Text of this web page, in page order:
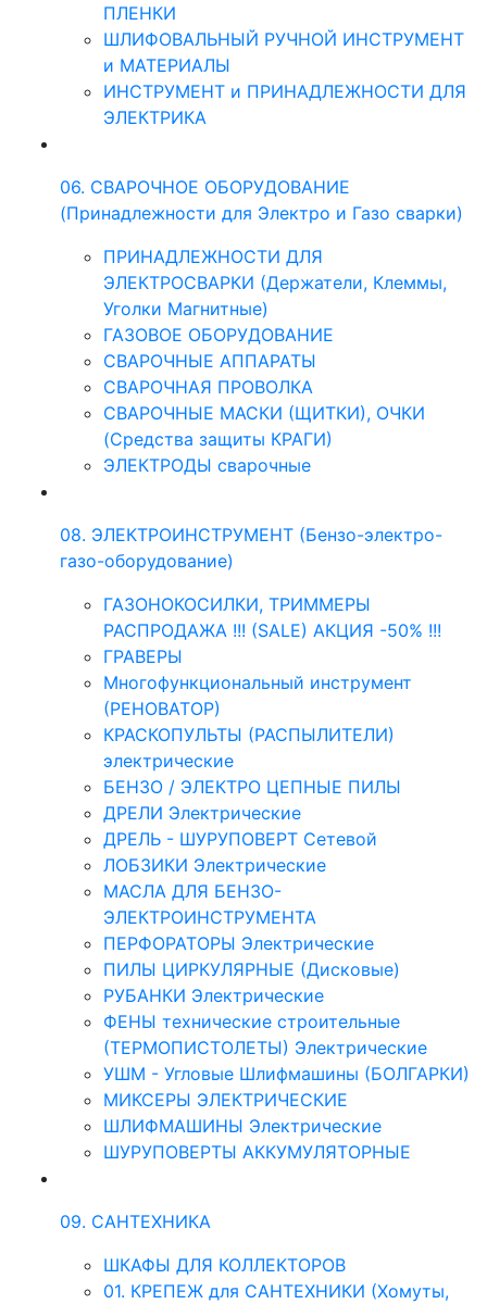
ПЛЕНКИ
ШЛИФОВАЛЬНЫЙ РУЧНОЙ ИНСТРУМЕНТ
и МАТЕРИАЛЫ
ИНСТРУМЕНТ и ПРИНАДЛЕЖНОСТИ ДЛЯ
ЭЛЕКТРИКА
06. СВАРОЧНОЕ ОБОРУДОВАНИЕ
(Принадлежности для Электро и Газо сварки)
ПРИНАДЛЕЖНОСТИ ДЛЯ
ЭЛЕКТРОСВАРКИ (Держатели, Клеммы,
Уголки Магнитные)
ГАЗОВОЕ ОБОРУДОВАНИЕ
СВАРОЧНЫЕ АППАРАТЫ
СВАРОЧНАЯ ПРОВОЛКА
СВАРОЧНЫЕ МАСКИ (ЩИТКИ), ОЧКИ
(Средства защиты КРАГИ)
ЭЛЕКТРОДЫ сварочные
08. ЭЛЕКТРОИНСТРУМЕНТ (Бензо-электро-
газо-оборудование)
ГАЗОНОКОСИЛКИ, ТРИММЕРЫ
РАСПРОДАЖА !!! (SALE) АКЦИЯ -50% !!!
ГРАВЕРЫ
Многофункциональный инструмент
(РЕНОВАТОР)
КРАСКОПУЛЬТЫ (РАСПЫЛИТЕЛИ)
электрические
БЕНЗО / ЭЛЕКТРО ЦЕПНЫЕ ПИЛЫ
ДРЕЛИ Электрические
ДРЕЛЬ - ШУРУПОВЕРТ Сетевой
ЛОБЗИКИ Электрические
МАСЛА ДЛЯ БЕНЗО-
ЭЛЕКТРОИНСТРУМЕНТА
ПЕРФОРАТОРЫ Электрические
ПИЛЫ ЦИРКУЛЯРНЫЕ (Дисковые)
РУБАНКИ Электрические
ФЕНЫ технические строительные
(ТЕРМОПИСТОЛЕТЫ) Электрические
УШМ - Угловые Шлифмашины (БОЛГАРКИ)
МИКСЕРЫ ЭЛЕКТРИЧЕСКИЕ
ШЛИФМАШИНЫ Электрические
ШУРУПОВЕРТЫ АККУМУЛЯТОРНЫЕ
09. САНТЕХНИКА
ШКАФЫ ДЛЯ КОЛЛЕКТОРОВ
01. КРЕПЕЖ для САНТЕХНИКИ (Хомуты,